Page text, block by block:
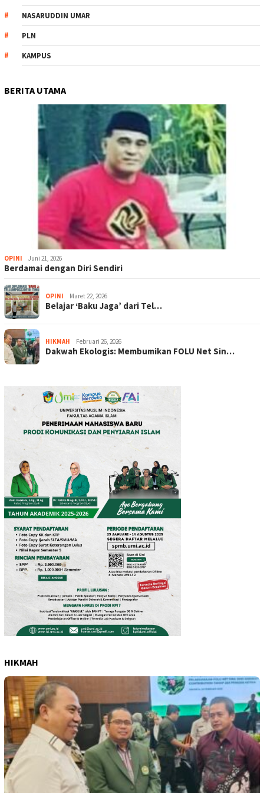
NASARUDDIN UMAR
PLN
KAMPUS
BERITA UTAMA
OPINI Juni 21, 2026
Berdamai dengan Diri Sendiri
OPINI Maret 22, 2026
Belajar ‘Baku Jaga’ dari Tel…
HIKMAH Februari 26, 2026
Dakwah Ekologis: Membumikan FOLU Net Sin…
HIKMAH